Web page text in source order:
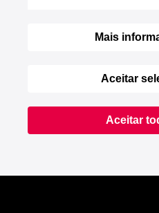
Mais
Aceitar
Aceitar